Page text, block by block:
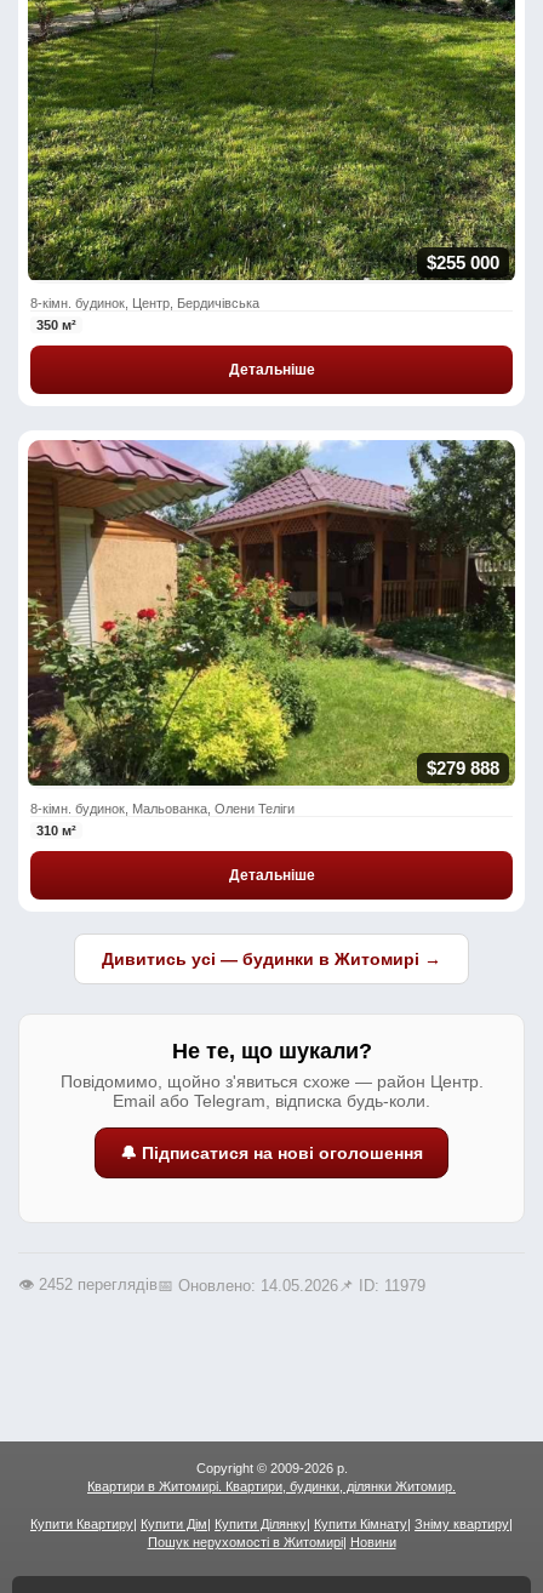
$255 000
8-кімн. будинок, Центр, Бердичівська
350 м²
Детальніше
$279 888
8-кімн. будинок, Мальованка, Олени Теліги
310 м²
Детальніше
Дивитись усі — будинки в Житомирі →
Не те, що шукали?
Повідомимо, щойно з'явиться схоже — район Центр.
Email або Telegram, відписка будь-коли.
🔔 Підписатися на нові оголошення
👁️ 2452 переглядів📅 Оновлено: 14.05.2026📌 ID: 11979
Copyright © 2009-2026 р.
Квартири в Житомирі. Квартири, будинки, ділянки Житомир.
Купити Квартиру| Купити Дім| Купити Ділянку| Купити Кімнату| Зніму квартиру|
Пошук нерухомості в Житомирі| Новини